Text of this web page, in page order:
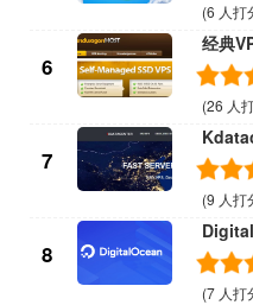
(6 人打
6
经典
(26 人
7
(9 人打
8
(7 人打